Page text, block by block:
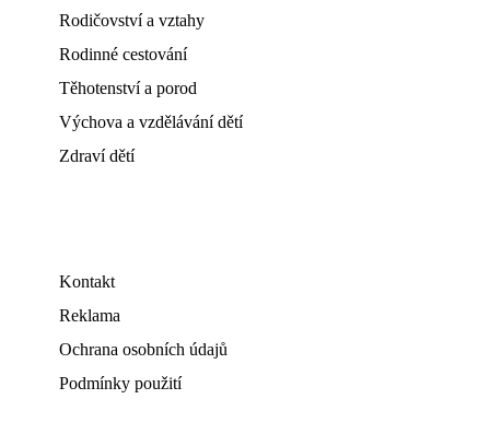
Rodičovství a vztahy
Rodinné cestování
Těhotenství a porod
Výchova a vzdělávání dětí
Zdraví dětí
Kontakt
Reklama
Ochrana osobních údajů
Podmínky použití